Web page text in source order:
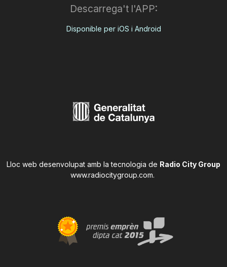
Descarrega't l'APP:
Disponible per iOS i Android
Lloc web desenvolupat amb la tecnologia de Radio City Group
www.radiocitygroup.com.